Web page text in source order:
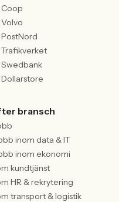
bransch
inom data & IT
inom ekonomi
kundtjänst
HR & rekrytering
transport & logistik